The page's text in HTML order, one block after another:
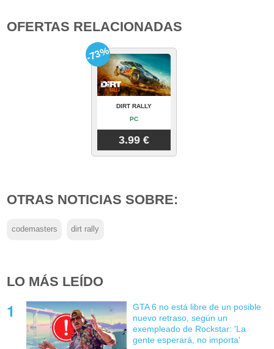
OFERTAS RELACIONADAS
DIRT RALLY
PC
3.99 €
-73%
OTRAS NOTICIAS SOBRE:
codemasters dirt rally
LO MÁS LEÍDO
GTA 6 no está libre de un posible
nuevo retraso, según un
exempleado de Rockstar: 'La
gente esperará, no importa'